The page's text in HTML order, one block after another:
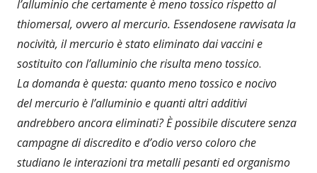
l’alluminio che certamente è meno tossico rispetto al
thiomersal, ovvero al mercurio. Essendosene ravvisata la
nocività, il mercurio è stato eliminato dai vaccini e
sostituito con l’alluminio che risulta meno tossico.
La domanda è questa: quanto meno tossico e nocivo
del mercurio è l’alluminio e quanti altri additivi
andrebbero ancora eliminati? È possibile discutere senza
campagne di discredito e d’odio verso coloro che
studiano le interazioni tra metalli pesanti ed organismo